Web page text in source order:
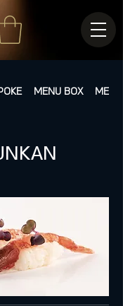
MENU BOX MENÙ